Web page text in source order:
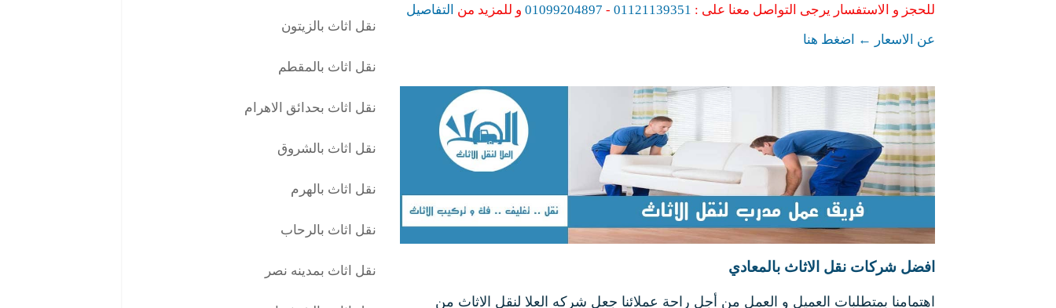
للحجز و الاستفسار يرجى التواصل معنا على : 01121139351
-
01099204897 و للمزيد من التفاصيل
عن الاسعار ← اضغط هنا
افضل شركات نقل الاثاث بالمعادي
اهتمامنا بمتطلبات العميل و العمل من أجل راحة عملائنا جعل شركه العلا لنقل الاثاث من
نقل اثاث بالزيتون
نقل اثاث بالمقطم
نقل اثاث بحدائق الاهرام
نقل اثاث بالشروق
نقل اثاث بالهرم
نقل اثاث بالرحاب
نقل اثاث بمدينه نصر